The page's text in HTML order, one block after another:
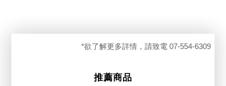
推薦商品
*欲了解更多詳情，請致電 07-554-6309